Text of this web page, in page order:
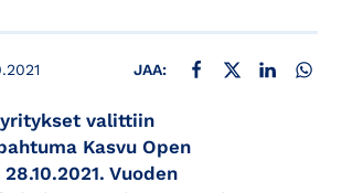
JAA: JAA FACEBOOKISSA
JAA X:SSÄ JAA
valittiin
Kasvu Open
Vuoden